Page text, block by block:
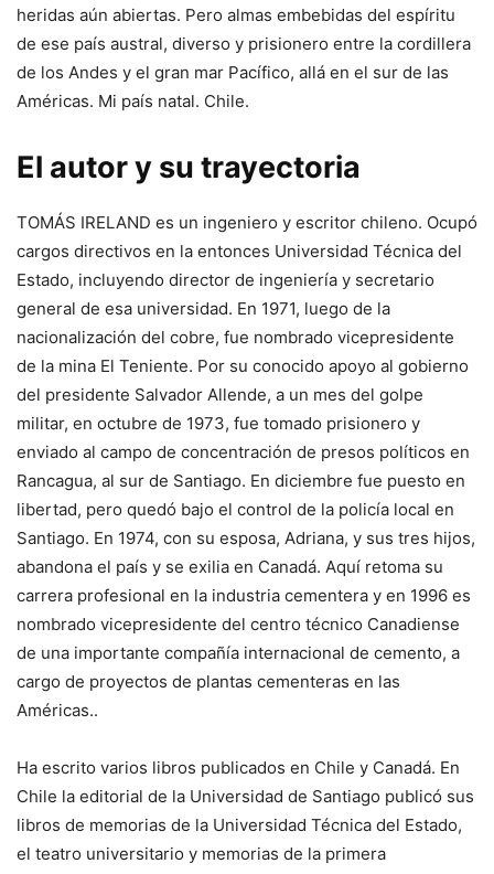
heridas aún abiertas. Pero almas embebidas del espíritu
de ese país austral, diverso y prisionero entre la cordillera
de los Andes y el gran mar Pacífico, allá en el sur de las
Américas. Mi país natal. Chile.
El autor y su trayectoria
TOMÁS IRELAND es un ingeniero y escritor chileno. Ocupó
cargos directivos en la entonces Universidad Técnica del
Estado, incluyendo director de ingeniería y secretario
general de esa universidad. En 1971, luego de la
nacionalización del cobre, fue nombrado vicepresidente
de la mina El Teniente. Por su conocido apoyo al gobierno
del presidente Salvador Allende, a un mes del golpe
militar, en octubre de 1973, fue tomado prisionero y
enviado al campo de concentración de presos políticos en
Rancagua, al sur de Santiago. En diciembre fue puesto en
libertad, pero quedó bajo el control de la policía local en
Santiago. En 1974, con su esposa, Adriana, y sus tres hijos,
abandona el país y se exilia en Canadá. Aquí retoma su
carrera profesional en la industria cementera y en 1996 es
nombrado vicepresidente del centro técnico Canadiense
de una importante compañía internacional de cemento, a
cargo de proyectos de plantas cementeras en las
Américas..
Ha escrito varios libros publicados en Chile y Canadá. En
Chile la editorial de la Universidad de Santiago publicó sus
libros de memorias de la Universidad Técnica del Estado,
el teatro universitario y memorias de la primera